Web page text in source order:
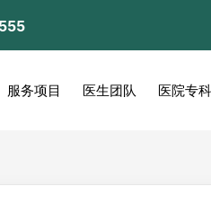
服务项目 医生团队 医院专科